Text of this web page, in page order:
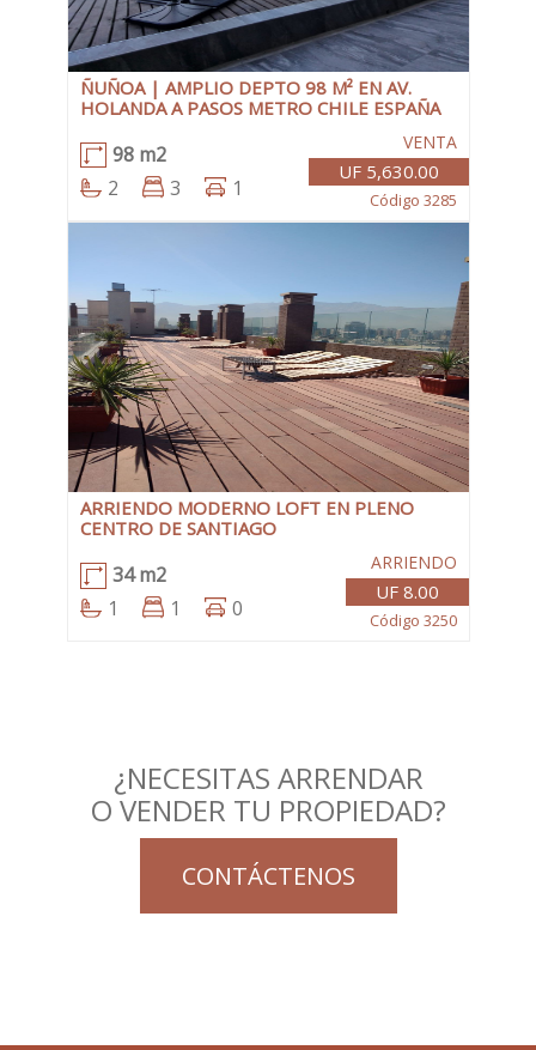
ÑUÑOA | AMPLIO DEPTO 98 M² EN AV.
HOLANDA A PASOS METRO CHILE ESPAÑA
98 m2
2
3 1
VENTA
UF 5,630.00
Código 3285
ARRIENDO MODERNO LOFT EN PLENO
CENTRO DE SANTIAGO
34 m2
1
1 0
ARRIENDO
UF 8.00
Código 3250
¿NECESITAS ARRENDAR
O VENDER TU PROPIEDAD?
CONTÁCTENOS